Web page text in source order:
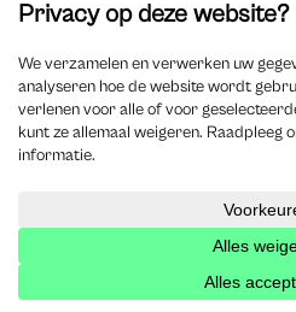
Blijf op
Schrijf je in voor